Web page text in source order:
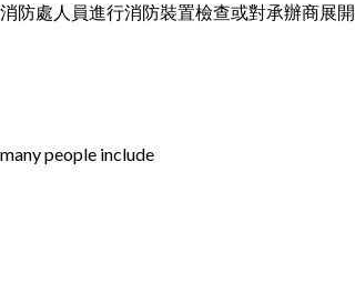
防處人員進行消防裝置檢查或對承辦商展